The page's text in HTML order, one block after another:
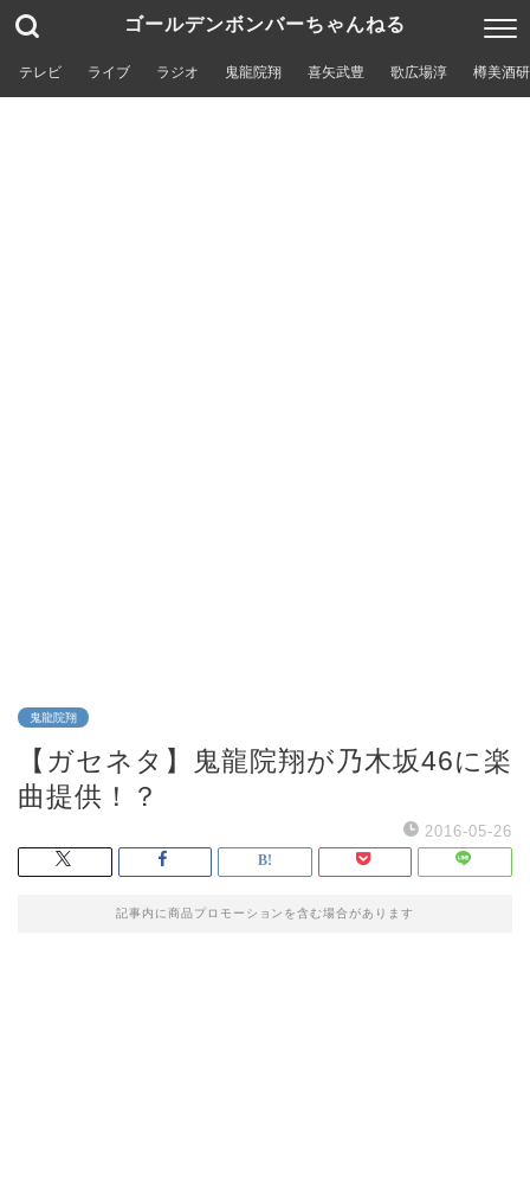
ゴールデンボンバーちゃんねる
テレビ ライブ ラジオ 鬼龍院翔 喜矢武豊 歌広場淳 樽美酒
鬼龍院翔
【ガセネタ】鬼龍院翔が乃木坂46に楽
曲提供！？
2016-05-26
記事内に商品プロモーションを含む場合があります